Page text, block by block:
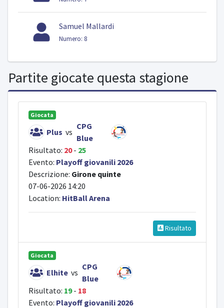
Samuel Mallardi
Numero: 8
Partite giocate questa stagione
Giocata
Plus vs
CPG
Blue
Risultato: 20- 25
Evento: Playoff giovanili 2026
Descrizione: Girone quinte
07-06-2026 14:20
Location: HitBall Arena
Risultato
Giocata
Elhite vs
CPG
Blue
Risultato: 19- 18
Evento: Playoff giovanili 2026